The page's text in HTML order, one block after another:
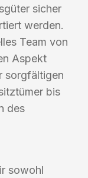
sicher
werden.
Team von
Aspekt
sorgfältigen
bis
des
sowohl